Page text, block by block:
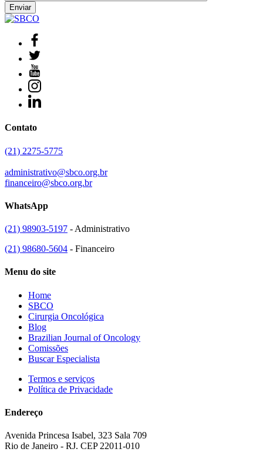
Contato
(21) 2275-5775
administrativo@sbco.org.br
financeiro@sbco.org.br
WhatsApp
(21) 98903-5197 - Administrativo
(21) 98680-5604 - Financeiro
Menu do site
Home
SBCO
Cirurgia Oncológica
Blog
Brazilian Journal of Oncology
Comissões
Buscar Especialista
Termos e serviços
Política de Privacidade
Endereço
Avenida Princesa Isabel, 323 Sala 709
Rio de Janeiro - RJ. CEP 22011-010